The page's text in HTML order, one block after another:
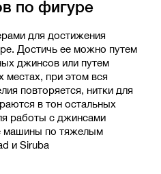
по фигуре
для достижения
Достичь ее можно путем
джинсов или путем
местах, при этом вся
повторяется, нитки для
в тон остальных
работы с джинсами
машины по тяжелым
и Siruba